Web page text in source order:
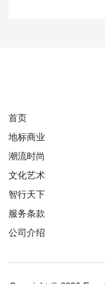
首页
地标商业
潮流时尚
文化艺术
智行天下
服务条款
公司介绍